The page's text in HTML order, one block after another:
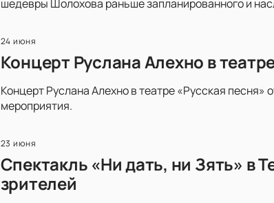
шедевры Шолохова раньше запланированного и
24 июня
Концерт Руслана Алехно в
Концерт Руслана Алехно в театре «Русская
мероприятия.
23 июня
Спектакль «Ни дать, ни Зять» в
зрителей